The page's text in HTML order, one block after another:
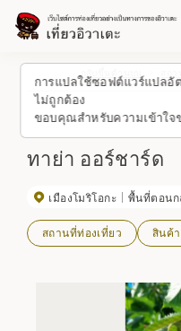
การแปลใช้ซอฟต์แวร์แปลอั
ไม่ถูกต้อง
ขอบคุณสำหรับความเข้าใ
กลับขึ้นด้านบน สถ
ทาย่า ออร์ชาร์ด
เมืองโมริโอกะ พื้นที่ตอนก
สถานที่ท่องเที่ยว สินค้